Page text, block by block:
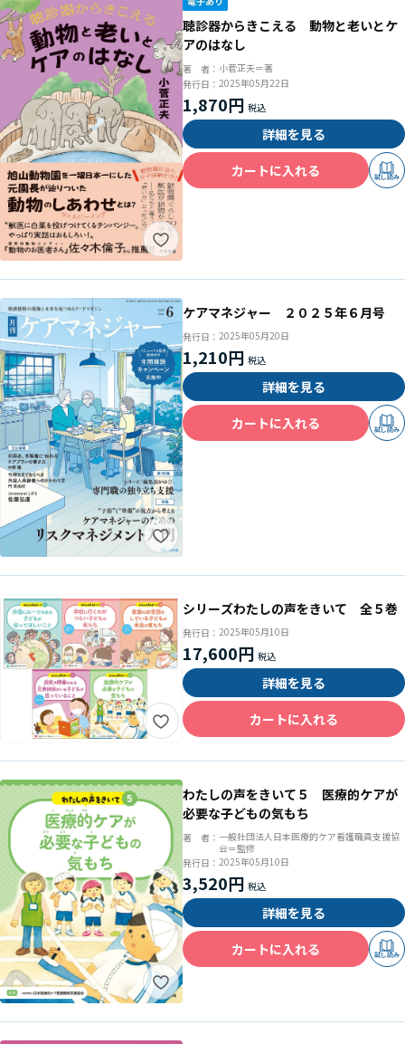
聴診器からきこえる 動物と老いとケ
アのはなし
著 者： 小菅正夫＝著
発行日： 2025年05月22日
1,870円
詳細を見る
カートに入れる
試し読み
ケアマネジャー ２０２５年６月号
発行日： 2025年05月20日
1,210円
詳細を見る
カートに入れる
試し読み
シリーズわたしの声をきいて 全５巻
発行日： 2025年05月10日
17,600円
詳細を見る
カートに入れる
わたしの声をきいて５ 医療的ケアが
必要な子どもの気もち
著 者： 一般社団法人日本医療的ケア看護職員支援協
会＝監修
発行日： 2025年05月10日
3,520円
詳細を見る
カートに入れる
試し読み